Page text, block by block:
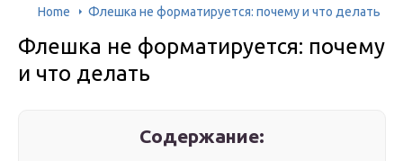
Home Флешка не форматируется: почему и что делать
Флешка не форматируется: почему
и что делать
Содержание: